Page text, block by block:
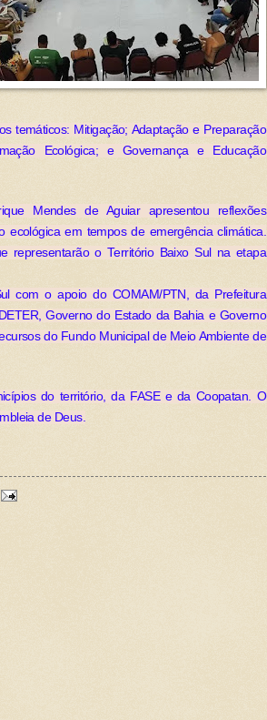
temáticos: Mitigação; Adaptação e Preparação
Ecológica; e Governança e Educação
Mendes de Aguiar apresentou reflexões
em tempos de emergência climática.
representarão o Território Baixo Sul na etapa
com o apoio do COMAM/PTN, da Prefeitura
Governo do Estado da Bahia e Governo
do Fundo Municipal de Meio Ambiente de
do território, da FASE e da Coopatan. O
de Deus.